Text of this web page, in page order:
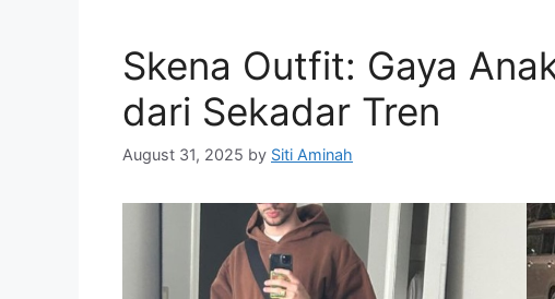
Skena Outfit: Gaya
dari Sekadar Tren
August 31, 2025 by Siti Aminah